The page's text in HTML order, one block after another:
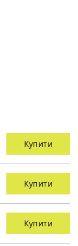
Купити
Купити
Купити